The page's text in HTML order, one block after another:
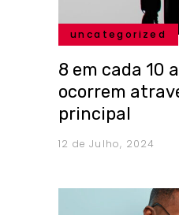
uncategorized
8 em cada 10
ocorrem
principal
12 de Julho, 2024